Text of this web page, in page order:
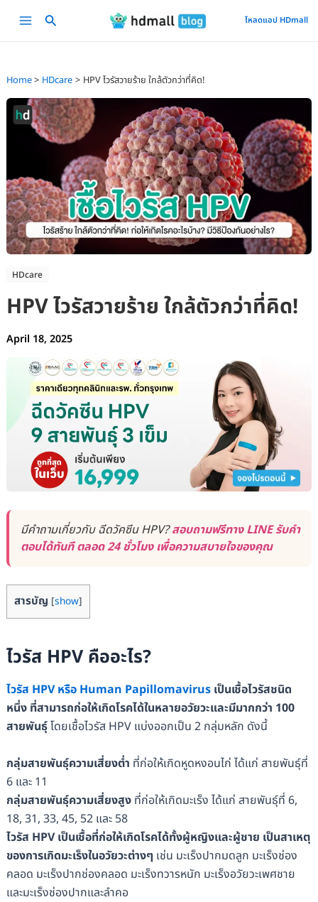
Main
โหลดแอป HDmall
Home HDcare HPV ไวรัสวายร้าย ใกล้ตัวกว่าที่คิด!
HDcare
HPV ไวรัสวายร้าย ใกล้ตัวกว่าที่คิด!
April 18, 2025
มีคำถามเกี่ยวกับ ฉีดวัคซีน HPV?สอบถามฟรีทาง LINE รับคำ
ตอบได้ทันที ตลอด 24 ชั่วโมง เพื่อความสบายใจของคุณ
สารบัญ [show]
ไวรัส HPV คืออะไร?
ไวรัส HPV หรือ Human Papillomavirusเป็นเชื้อไวรัสชนิด
หนึ่ง ที่สามารถก่อให้เกิดโรคได้ในหลายอวัยวะและมีมากกว่า 100
สายพันธุ์โดยเชื้อไวรัส HPV แบ่งออกเป็น 2 กลุ่มหลัก ดังนี้
กลุ่มสายพันธุ์ความเสี่ยงต่ำ ที่ก่อให้เกิดหูดหงอนไก่ ได้แก่ สายพันธุ์ที่
6 และ 11
กลุ่มสายพันธุ์ความเสี่ยงสูงที่ก่อให้เกิดมะเร็ง ได้แก่ สายพันธุ์ที่ 6,
18, 31, 33, 45, 52 และ 58
ไวรัส HPV เป็นเชื้อที่ก่อให้เกิดโรคได้ทั้งผู้หญิงและผู้ชาย เป็นสาเหตุ
ของการเกิดมะเร็งในอวัยวะต่างๆ เช่น มะเร็งปากมดลูก มะเร็งช่อง
คลอด มะเร็งปากช่องคลอด มะเร็งทวารหนัก มะเร็งอวัยวะเพศชาย
และมะเร็งช่องปากและลำคอ